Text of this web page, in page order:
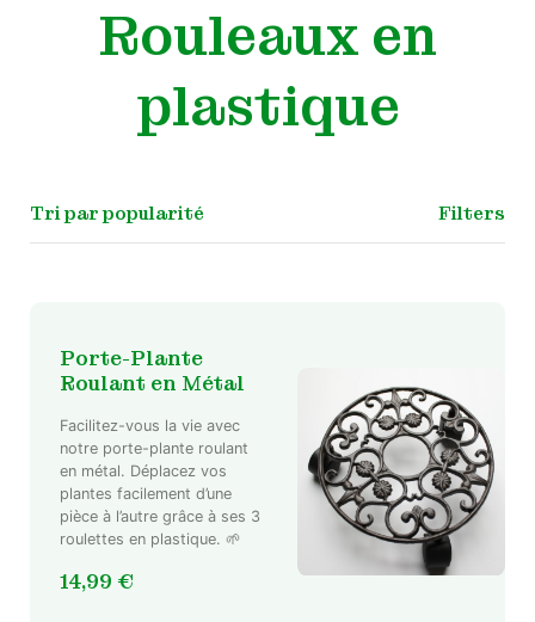
Rouleaux en
plastique
Filters
Porte-Plante
Roulant en Métal
Facilitez-vous la vie avec
notre porte-plante roulant
en métal. Déplacez vos
plantes facilement d’une
pièce à l’autre grâce à ses 3
roulettes en plastique. 🌱
14,99 €